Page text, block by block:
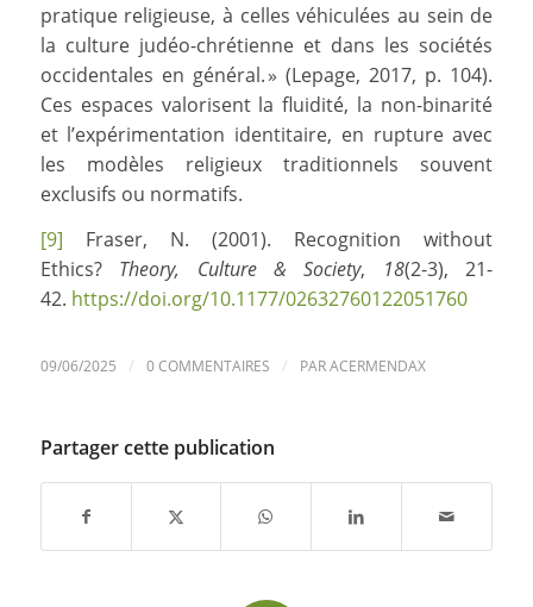
pratique religieuse, à celles véhiculées au sein de
la culture judéo-chrétienne et dans les sociétés
occidentales en général. » (Lepage, 2017, p. 104).
Ces espaces valorisent la fluidité, la non-binarité
et l’expérimentation identitaire, en rupture avec
les modèles religieux traditionnels souvent
exclusifs ou normatifs.
[9] Fraser, N. (2001). Recognition without
Ethics? Theory, Culture & Society, 18(2-3), 21-
42. https://doi.org/10.1177/02632760122051760
09/06/2025 / 0 COMMENTAIRES / PARACERMENDAX
Partager cette publication